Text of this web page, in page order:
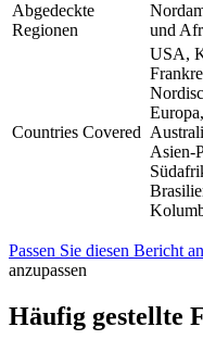
Abgedeckte
Regionen
und
Countries Covered
USA,
Asien-
Passen Sie diesen Bericht an
anzupassen
Häufig gestellte